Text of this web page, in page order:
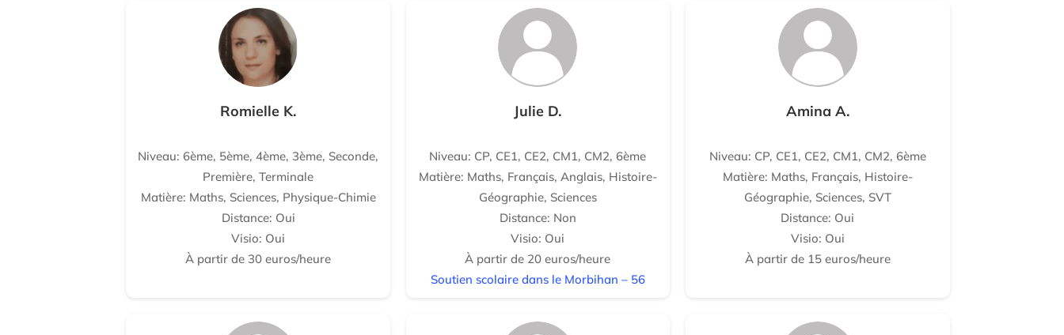
Romielle K.
Niveau: 6ème, 5ème, 4ème, 3ème, Seconde,
Première, Terminale
Matière: Maths, Sciences, Physique-Chimie
Distance: Oui
Visio: Oui
À partir de 30 euros/heure
Julie D.
Niveau: CP, CE1, CE2, CM1, CM2, 6ème
Matière: Maths, Français, Anglais, Histoire-
Géographie, Sciences
Distance: Non
Visio: Oui
À partir de 20 euros/heure
Soutien scolaire dans le Morbihan – 56
Amina A.
Niveau: CP, CE1, CE2, CM1, CM2, 6ème
Matière: Maths, Français, Histoire-
Géographie, Sciences, SVT
Distance: Oui
Visio: Oui
À partir de 15 euros/heure